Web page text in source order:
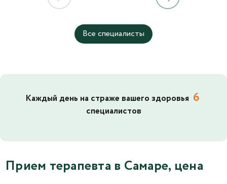
Все специалисты
Каждый день на страже вашего здоровья 6
специалистов
Прием терапевта в Самаре, цена